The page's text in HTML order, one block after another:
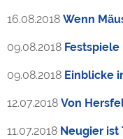
16.08.2018 Wenn
09.08.2018 Festspiele
09.08.2018 Einblicke
12.07.2018 Von
11.07.2018 Neugier ist